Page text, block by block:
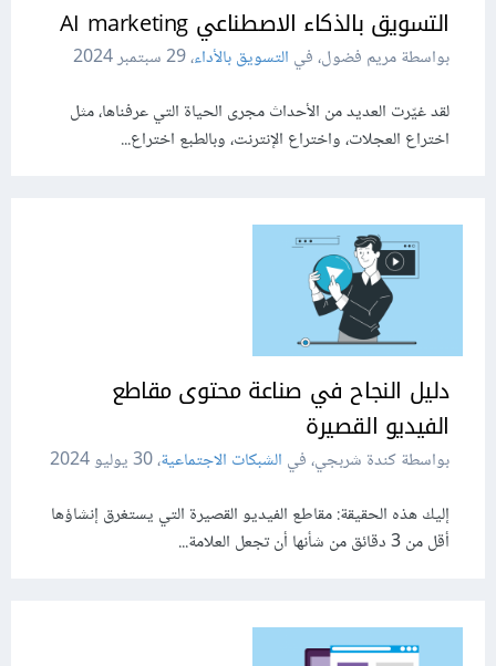
التسويق بالذكاء الاصطناعي AI marketing
بواسطة مريم فضول، في التسويق بالأداء،29 سبتمبر 2024
لقد غيّرت العديد من الأحداث مجرى الحياة التي عرفناها، مثل
اختراع العجلات، واختراع الإنترنت، وبالطبع اختراع...
دليل النجاح في صناعة محتوى مقاطع
الفيديو القصيرة
بواسطة كندة شربجي، في الشبكات الاجتماعية،30 يوليو 2024
إليك هذه الحقيقة: مقاطع الفيديو القصيرة التي يستغرق إنشاؤها
أقل من 3 دقائق من شأنها أن تجعل العلامة...